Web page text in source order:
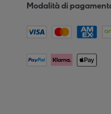
Modalità di